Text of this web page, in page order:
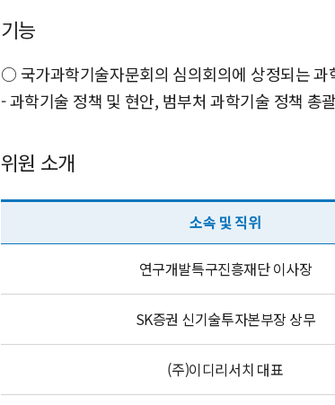
원
기능
○ 국가과학기술자문회의 심의회의에 상정되는
- 과학기술 정책 및 현안, 범부처 과학기술 정책
위원 소개
소속 및 직위
연구개발특구진흥재단 이사장
SK증권 신기술투자본부장 상무
(주)이디리서치 대표